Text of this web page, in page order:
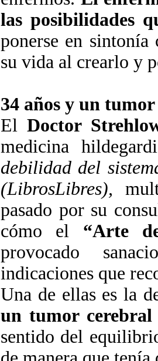
las posibilidades
ponerse en
su vida al crearlo y
34 años y un
El Doctor
medicina
debilidad del
(LibrosLibres),
pasado por su
cómo el
“Arte
provocado
indicaciones que
Una de ellas es la
un tumor cerebral
sentido del